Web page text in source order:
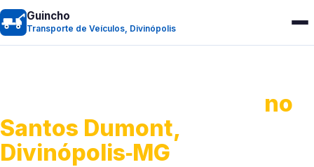
Guincho
Transporte de Veículos, Divinópolis
no
Santos Dumont,
Divinópolis‑MG